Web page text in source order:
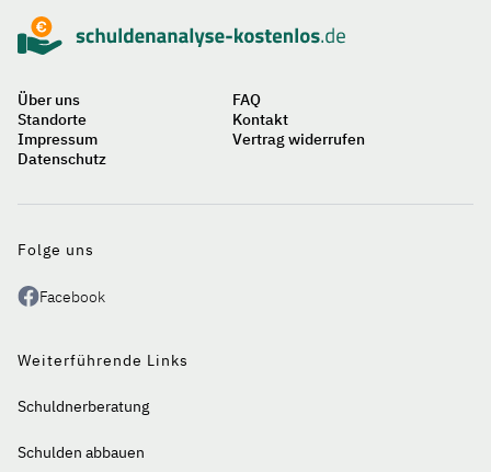
Über uns
FAQ
Standorte
Kontakt
Impressum
Vertrag widerrufen
Datenschutz
Folge uns
Facebook
Weiterführende Links
Schuldnerberatung
Schulden abbauen